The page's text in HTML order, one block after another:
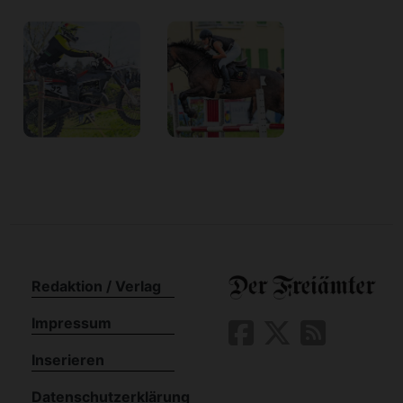
Redaktion / Verlag
Impressum
Inserieren
Datenschutzerklärung